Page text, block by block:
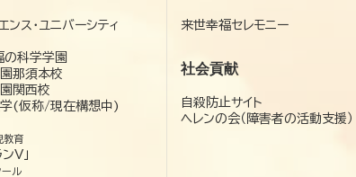
ンス・ユニバーシティ
科学学園
那須本校
関西校
(仮称/現在構想中)
教育
V」
ール
来世幸福セレモニー
社会貢献
自殺防止サイト
ヘレンの会（障害者の活動支援）